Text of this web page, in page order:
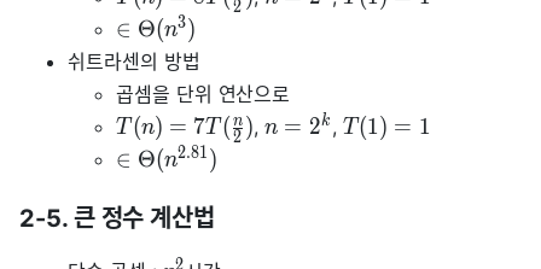
2
∈ Θ(n3)
쉬트라센의 방법
곱셈을 단위 연산으로
T (n) = 7T ( 2
n ),n = 2k , T (1) = 1
∈ Θ(n2.81)
2-5. 큰 정수 계산법